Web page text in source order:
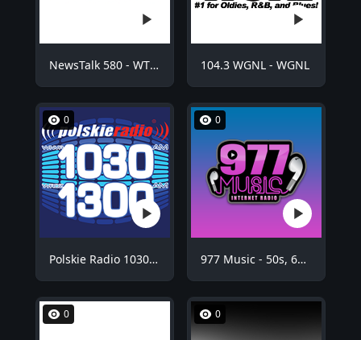
NewsTalk 580 - WTCM 104.3 WGNL - WGNL
0
Polskie Radio 1030 Chicago - WNVR
0
977 Music - 50s, 60s Hits
0 0